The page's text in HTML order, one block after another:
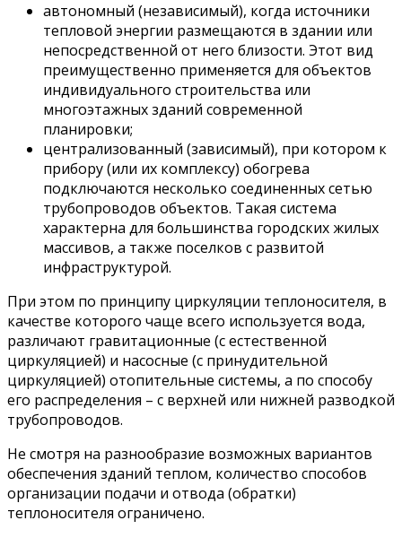
автономный (независимый), когда источники
тепловой энергии размещаются в здании или
непосредственной от него близости. Этот вид
преимущественно применяется для объектов
индивидуального строительства или
многоэтажных зданий современной
планировки;
централизованный (зависимый), при котором к
прибору (или их комплексу) обогрева
подключаются несколько соединенных сетью
трубопроводов объектов. Такая система
характерна для большинства городских жилых
массивов, а также поселков с развитой
инфраструктурой.
При этом по принципу циркуляции теплоносителя, в
качестве которого чаще всего используется вода,
различают гравитационные (с естественной
циркуляцией) и насосные (с принудительной
циркуляцией) отопительные системы, а по способу
его распределения – с верхней или нижней разводкой
трубопроводов.
Не смотря на разнообразие возможных вариантов
обеспечения зданий теплом, количество способов
организации подачи и отвода (обратки)
теплоносителя ограничено.